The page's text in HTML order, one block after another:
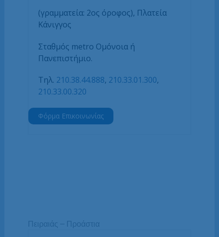
(γραμματεία: 2ος όροφος), Πλατεία
Κάνιγγος
Σταθμός metro Ομόνοια ή
Πανεπιστήμιο.
Τηλ. 210.38.44.888, 210.33.01.300,
210.33.00.320
Φόρμα Επικοινωνίας
Πειραιάς – Προάστια